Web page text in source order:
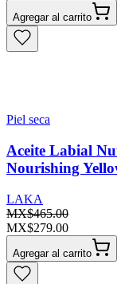
Agregar al carrito
Piel seca
Aceite Labial
Nourishing
LAKA
MX$465.00
MX$279.00
Agregar al carrito